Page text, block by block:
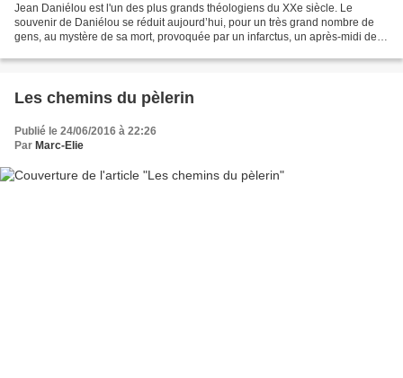
Jean Daniélou est l'un des plus grands théologiens du XXe siècle. Le
souvenir de Daniélou se réduit aujourd’hui, pour un très grand nombre de
gens, au mystère de sa mort, provoquée par un infarctus, un après-midi de
Les chemins du pèlerin
Publié le 24/06/2016 à 22:26
Par Marc-Elie